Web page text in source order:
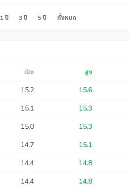
1 ปี 3 ปี 5 ปี ทั้งหมด
เปิด สูง
15.2 15.6
15.1 15.3
15.0 15.3
14.7 15.1
14.4 14.8
14.4 14.8